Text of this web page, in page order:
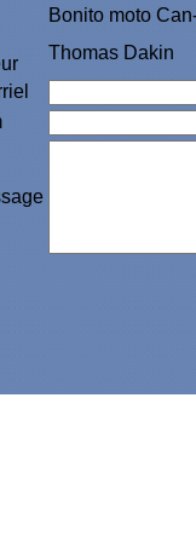
Bonito moto
Thomas Dakin